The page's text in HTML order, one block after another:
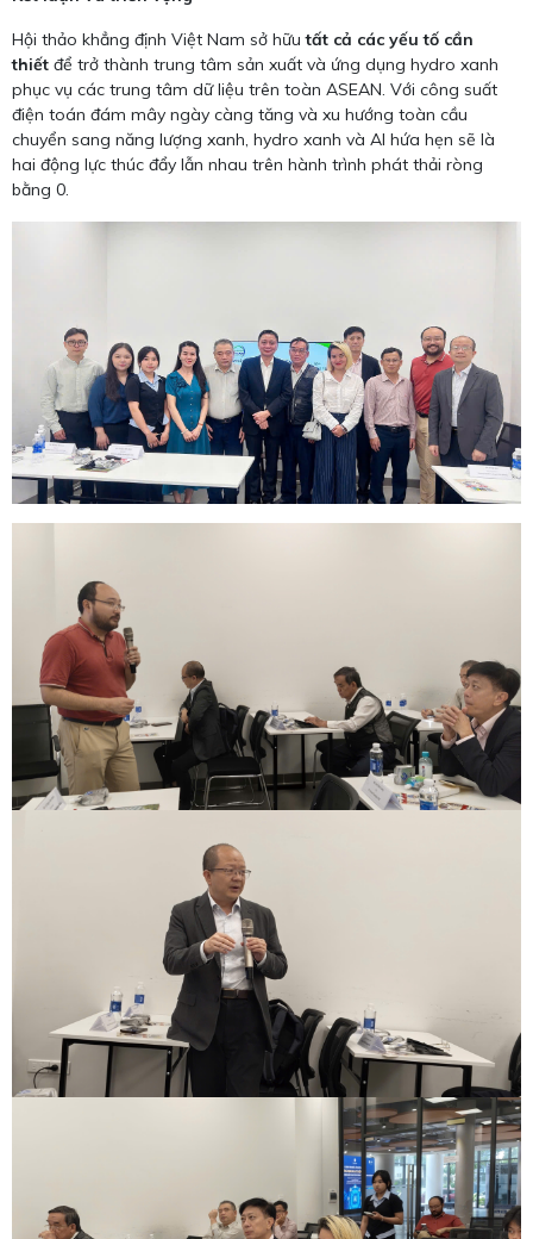
Hội thảo khẳng định Việt Nam sở hữutất cả các yếu tố cần
thiết để trở thành trung tâm sản xuất và ứng dụng hydro xanh
phục vụ các trung tâm dữ liệu trên toàn ASEAN. Với công suất
điện toán đám mây ngày càng tăng và xu hướng toàn cầu
chuyển sang năng lượng xanh, hydro xanh và AI hứa hẹn sẽ là
hai động lực thúc đẩy lẫn nhau trên hành trình phát thải ròng
bằng 0.